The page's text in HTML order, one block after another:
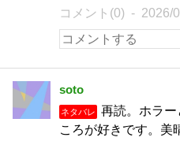
コメント(0) 2026/
soto
ネタバレ
再読。ホラー
ころが好きです。美